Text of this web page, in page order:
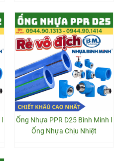
Ống Nhựa PPR D25 Bình Minh l
Ống Nhựa Chịu Nhiệt